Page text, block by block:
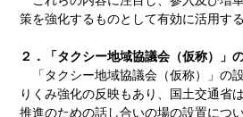
策を強化するものとして有効に活用す
２．「タクシー地域協議会（仮称）」
「タクシー地域協議会（仮称）」の
りくみ強化の反映もあり、国土交通省
推進のための話し合いの場の設置につ